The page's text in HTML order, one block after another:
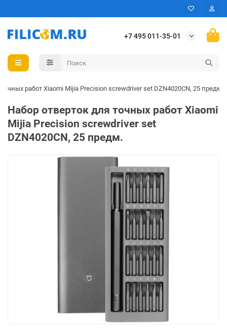
+7 495 011-35-01
работ Xiaomi Mijia Precision screwdriver set DZN4020CN, 25 предм.
Набор отверток для точных работ Xiaomi
Mijia Precision screwdriver set
DZN4020CN, 25 предм.